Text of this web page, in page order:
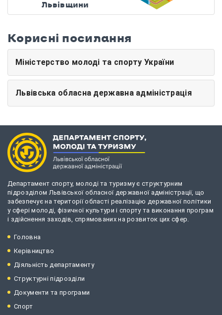
Львівщини
Корисні посилання
Міністерство молоді та спорту України
Львівська обласна державна адміністрація
Департамент спорту, молоді та туризму є структурним
підрозділом Львівської обласної державної адміністрації, що
забезпечує на території області реалізацію державної політики
у сфері молоді, фізичної культури і спорту та виконання програм
і здійснення заходів, спрямованих на розвиток цих сфер.
Головна
Керівництво
Діяльність департаменту
Структурні підрозділи
Документи та програми
Спорт